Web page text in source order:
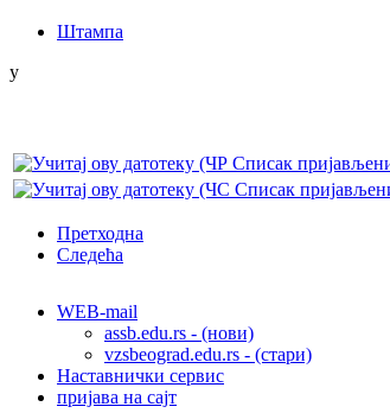
Штампа
у
Претходна
Следећа
WEB-mail
assb.edu.rs - (нови)
vzsbeograd.edu.rs - (стари)
Наставнички сервис
пријава на сајт